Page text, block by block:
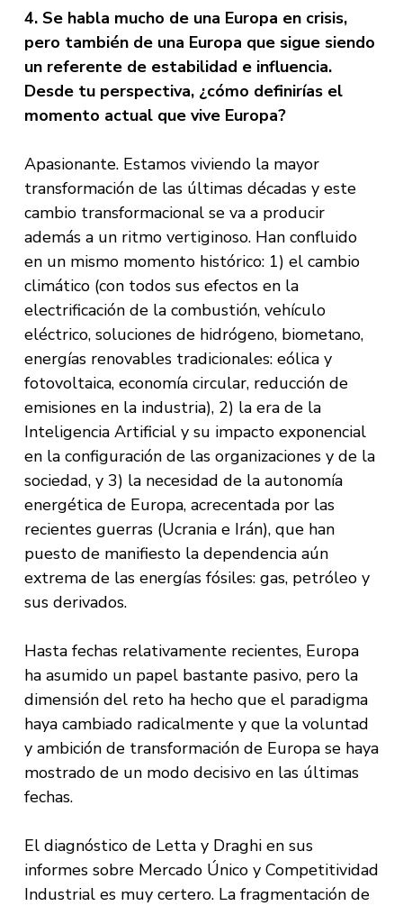
4. Se habla mucho de una Europa en crisis,
pero también de una Europa que sigue siendo
un referente de estabilidad e influencia.
Desde tu perspectiva, ¿cómo definirías el
momento actual que vive Europa?
Apasionante. Estamos viviendo la mayor
transformación de las últimas décadas y este
cambio transformacional se va a producir
además a un ritmo vertiginoso. Han confluido
en un mismo momento histórico: 1) el cambio
climático (con todos sus efectos en la
electrificación de la combustión, vehículo
eléctrico, soluciones de hidrógeno, biometano,
energías renovables tradicionales: eólica y
fotovoltaica, economía circular, reducción de
emisiones en la industria), 2) la era de la
Inteligencia Artificial y su impacto exponencial
en la configuración de las organizaciones y de la
sociedad, y 3) la necesidad de la autonomía
energética de Europa, acrecentada por las
recientes guerras (Ucrania e Irán), que han
puesto de manifiesto la dependencia aún
extrema de las energías fósiles: gas, petróleo y
sus derivados.
Hasta fechas relativamente recientes, Europa
ha asumido un papel bastante pasivo, pero la
dimensión del reto ha hecho que el paradigma
haya cambiado radicalmente y que la voluntad
y ambición de transformación de Europa se haya
mostrado de un modo decisivo en las últimas
fechas.
El diagnóstico de Letta y Draghi en sus
informes sobre Mercado Único y Competitividad
Industrial es muy certero. La fragmentación de